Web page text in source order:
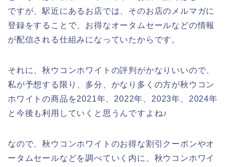
ですが、駅近にあるお店では、そのお店のメルマガに
登録をすることで、お得なオータムセールなどの情報
が配信される仕組みになっていたからです。
それに、秋ウコンホワイトの評判がかなりいいので、
私が予想する限り、多分、かなり多くの方が秋ウコン
ホワイトの商品を2021年、2022年、2023年、2024年
と今後も利用していくと思うんですよね♪
なので、秋ウコンホワイトのお得な割引クーポンやオ
ータムセールなどを調べていく内に、秋ウコンホワイ